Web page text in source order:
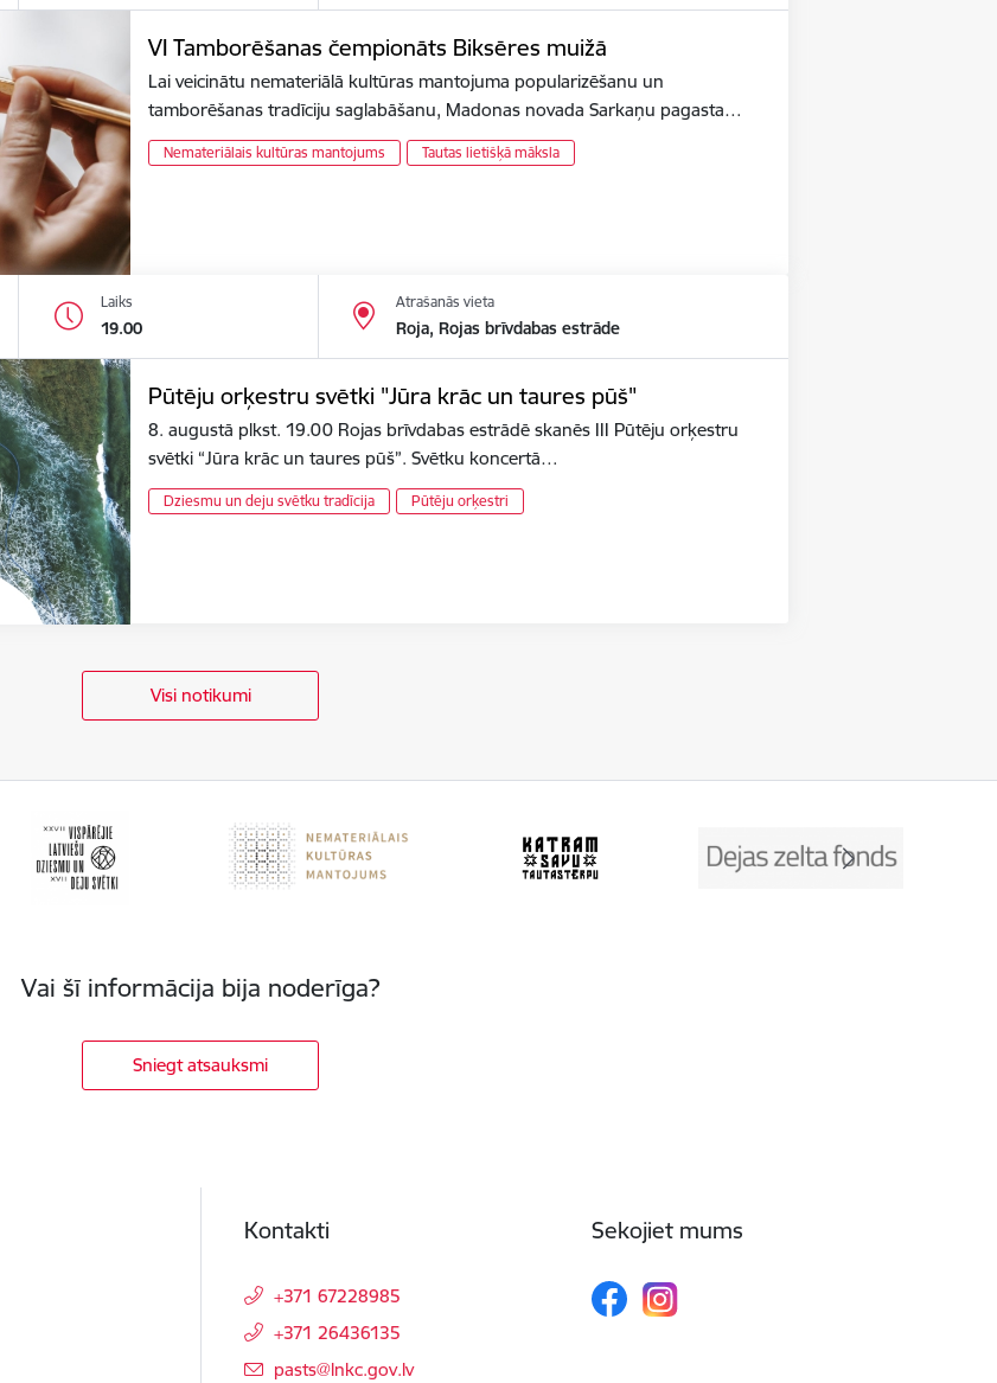
VI Tamborēšanas čempionāts Biksēres muižā
Lai veicinātu nemateriālā kultūras mantojuma popularizēšanu un
tamborēšanas tradīciju saglabāšanu, Madonas novada Sarkaņu pagasta…
Nemateriālais kultūras mantojums Tautas lietišķā māksla
Laiks
19.00
Atrašanās vieta
Roja, Rojas brīvdabas estrāde
Pūtēju orķestru svētki "Jūra krāc un taures pūš"
8. augustā plkst. 19.00 Rojas brīvdabas estrādē skanēs III Pūtēju orķestru
svētki “Jūra krāc un taures pūš”. Svētku koncertā…
Dziesmu un deju svētku tradīcija Pūtēju orķestri
Visi notikumi
Vai šī informācija bija noderīga?
Sniegt atsauksmi
Kontakti
+371 67228985
+371 26436135
E-pasts:
pasts@lnkc.gov.lv
Sekojiet mums